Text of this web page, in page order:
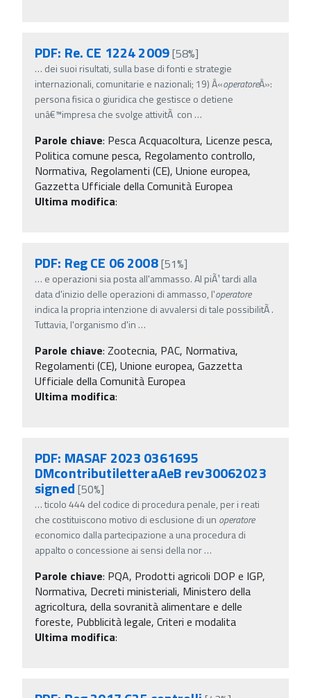
PDF: Re. CE 1224 2009[58%]
… dei suoi risultati, sulla base di fonti e strategie
internazionali, comunitarie e nazionali; 19) Â«operatoreÂ»:
persona fisica o giuridica che gestisce o detiene
unâ€™impresa che svolge attivitÃ con …
Parole chiave: Pesca Acquacoltura, Licenze pesca,
Politica comune pesca, Regolamento controllo,
Normativa, Regolamenti (CE), Unione europea,
Gazzetta Ufficiale della Comunità Europea
Ultima modifica:
PDF: Reg CE 06 2008[51%]
… e operazioni sia posta all'ammasso. Al piÃ¹ tardi alla
data d'inizio delle operazioni di ammasso, l'operatore
indica la propria intenzione di avvalersi di tale possibilitÃ .
Tuttavia, l'organismo d'in …
Parole chiave: Zootecnia, PAC, Normativa,
Regolamenti (CE), Unione europea, Gazzetta
Ufficiale della Comunità Europea
Ultima modifica:
PDF: MASAF 2023 0361695
DMcontributiletteraAeB rev30062023
signed [50%]
…ticolo 444 del codice di procedura penale, per i reati
che costituiscono motivo di esclusione di un operatore
economico dalla partecipazione a una procedura di
appalto o concessione ai sensi della nor…
Parole chiave: PQA, Prodotti agricoli DOP e IGP,
Normativa, Decreti ministeriali, Ministero della
agricoltura, della sovranità alimentare e delle
foreste, Pubblicità legale, Criteri e modalita
Ultima modifica: